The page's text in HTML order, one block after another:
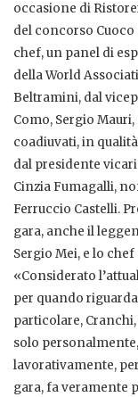
occasione di
del concorso Cuoco
chef, un panel di
della World
Beltramini, dal
Como, Sergio
coadiuvati, in
dal presidente
Cinzia Fumagalli,
Ferruccio Castelli.
gara, anche il
Sergio Mei, e lo
«Considerato
per quando
particolare,
solo
lavorativamente,
gara, fa veramente